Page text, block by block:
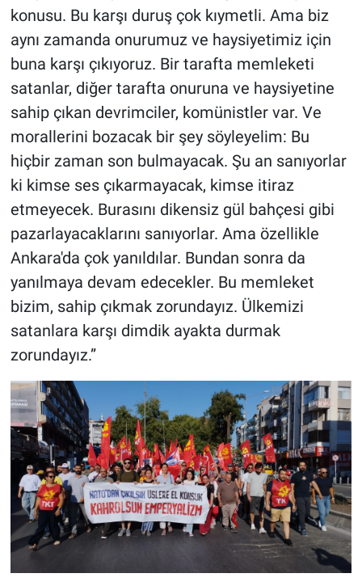
konusu. Bu karşı duruş çok kıymetli. Ama biz
aynı zamanda onurumuz ve haysiyetimiz için
buna karşı çıkıyoruz. Bir tarafta memleketi
satanlar, diğer tarafta onuruna ve haysiyetine
sahip çıkan devrimciler, komünistler var. Ve
morallerini bozacak bir şey söyleyelim: Bu
hiçbir zaman son bulmayacak. Şu an sanıyorlar
ki kimse ses çıkarmayacak, kimse itiraz
etmeyecek. Burasını dikensiz gül bahçesi gibi
pazarlayacaklarını sanıyorlar. Ama özellikle
Ankara'da çok yanıldılar. Bundan sonra da
yanılmaya devam edecekler. Bu memleket
bizim, sahip çıkmak zorundayız. Ülkemizi
satanlara karşı dimdik ayakta durmak
zorundayız.”